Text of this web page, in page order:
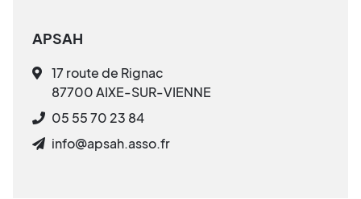
APSAH
17 route de Rignac
87700 AIXE-SUR-VIENNE
05 55 70 23 84
info@apsah.asso.fr